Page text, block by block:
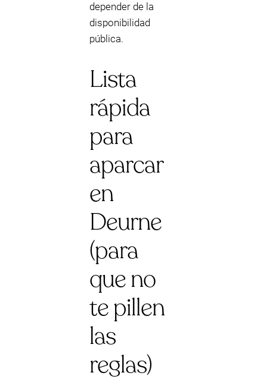
depender de la
disponibilidad
pública.
Lista
rápida
para
aparcar
en
Deurne
(para
que no
te pillen
las
reglas)